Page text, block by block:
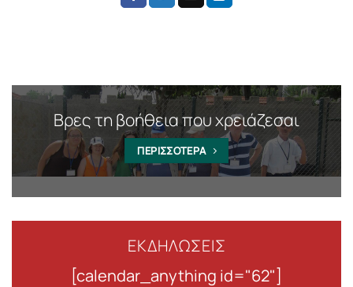
Βρες τη βοήθεια που χρειάζεσαι
ΠΕΡΙΣΣΟΤΕΡΑ
ΕΚΔΗΛΩΣΕΙΣ
[calendar_anything id="62"]